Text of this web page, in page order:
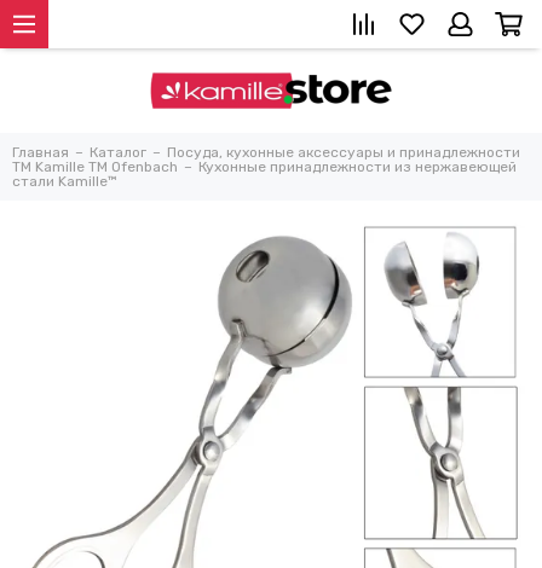
Главная Каталог
Посуда, кухонные аксессуары и принадлежности
TM Kamille TM Ofenbach
Кухонные принадлежности из нержавеющей
стали Kamille™